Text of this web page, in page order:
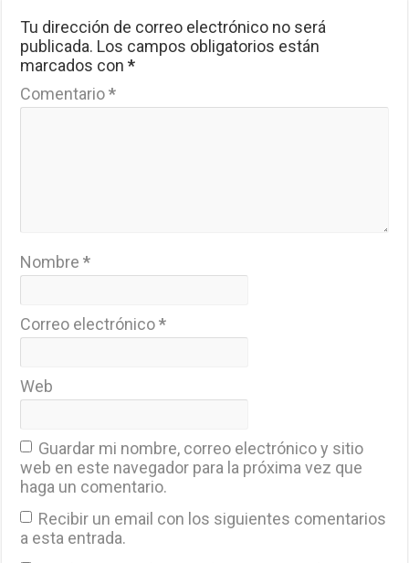
Tu dirección de correo electrónico no será
publicada. Los campos obligatorios están
marcados con*
Comentario*
Nombre*
Correo electrónico*
Web
Guardar mi nombre, correo electrónico y sitio
web en este navegador para la próxima vez que
haga un comentario.
Recibir un email con los siguientes comentarios
a esta entrada.